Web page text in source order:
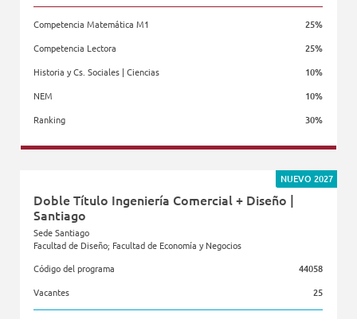
Competencia Matemática M1 25%
Competencia Lectora 25%
Historia y Cs. Sociales | Ciencias 10%
NEM 10%
Ranking 30%
Facultad de Economía y Negocios
NUEVO 2027
Doble Título Ingeniería Comercial + Diseño |
Santiago
Sede Santiago
Facultad de Diseño; Facultad de Economía y Negocios
Código del programa
44058
Vacantes 25